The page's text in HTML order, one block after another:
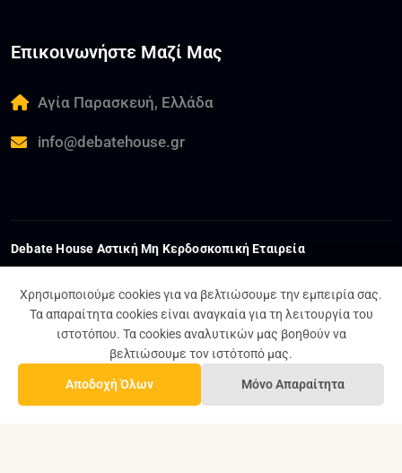
Επικοινωνήστε Μαζί Μας
Αγία Παρασκευή, Ελλάδα
info@debatehouse.gr
Debate House Αστική Μη Κερδοσκοπική Εταιρεία
Όροι και Προϋποθέσεις
Πολιτική Απορρήτου
Σχέδιο Ισότητας Φύλων
Χρησιμοποιούμε cookies για να βελτιώσουμε την εμπειρία σας.
Τα απαραίτητα cookies είναι αναγκαία για τη λειτουργία του
ιστοτόπου. Τα cookies αναλυτικών μας βοηθούν να
βελτιώσουμε τον ιστότοπό μας.
Αποδοχή Όλων Μόνο Απαραίτητα